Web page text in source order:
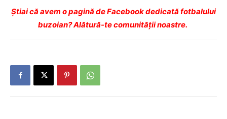
Ştiai că avem o pagină de Facebook dedicată fotbalului
buzoian? Alătură-te comunității noastre.